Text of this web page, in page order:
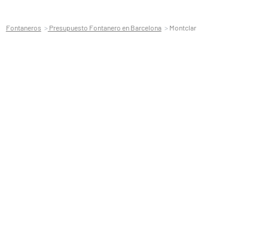
Fontaneros Presupuesto Fontanero en Barcelona Montclar